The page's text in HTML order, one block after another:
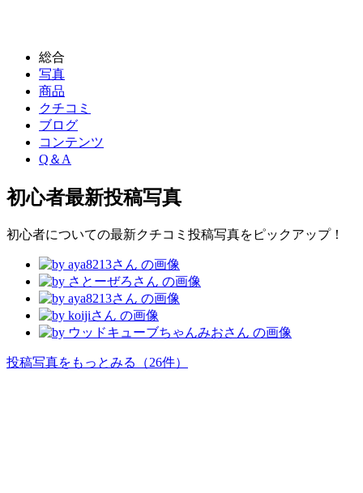
総合
写真
商品
クチコミ
ブログ
コンテンツ
Q＆A
初心者最新投稿写真
初心者についての最新クチコミ投稿写真をピックアップ！
投稿写真をもっとみる （26件）